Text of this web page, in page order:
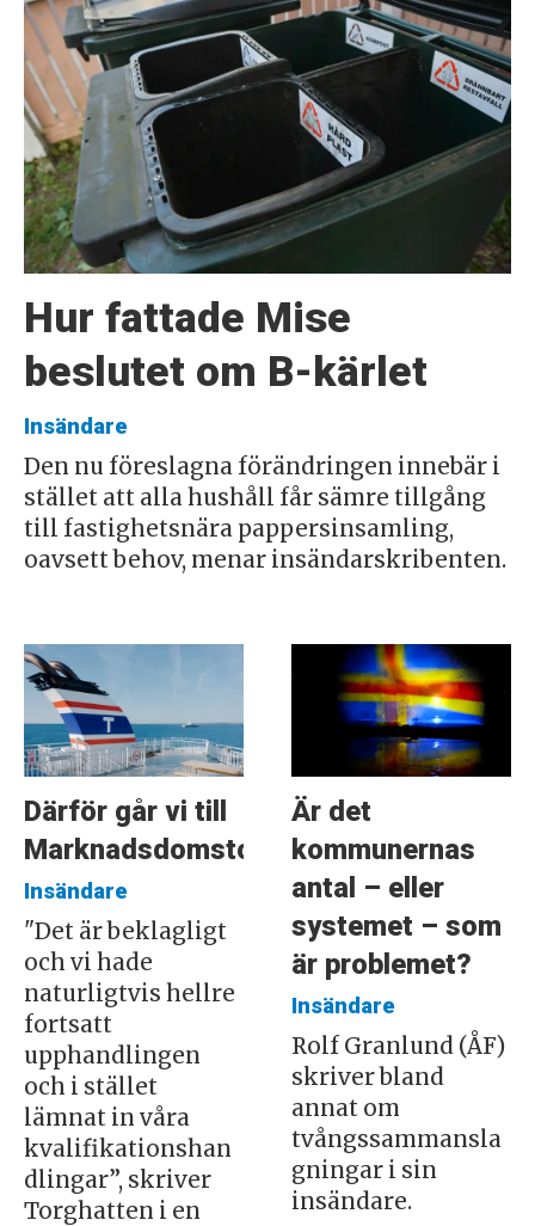
Hur fattade Mise
beslutet om B-kärlet
Insändare
Den nu föreslagna förändringen innebär i
stället att alla hushåll får sämre tillgång
till fastighetsnära pappersinsamling,
oavsett behov, menar insändarskribenten.
Därför går vi till
Marknadsdomstolen
Insändare
"Det är beklagligt
och vi hade
naturligtvis hellre
fortsatt
upphandlingen
och i stället
lämnat in våra
kvalifikationshan
dlingar”, skriver
Torghatten i en
Är det
kommunernas
antal – eller
systemet – som
är problemet?
Insändare
Rolf Granlund (ÅF)
skriver bland
annat om
tvångssammansla
gningar i sin
insändare.